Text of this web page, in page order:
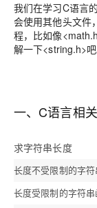
我们在学习C语言
会使用其他头文件
程，比如像
解一下<string.h>吧
一、C语言相
求字符串长度
长度不受限制的字
长度受限制的字符